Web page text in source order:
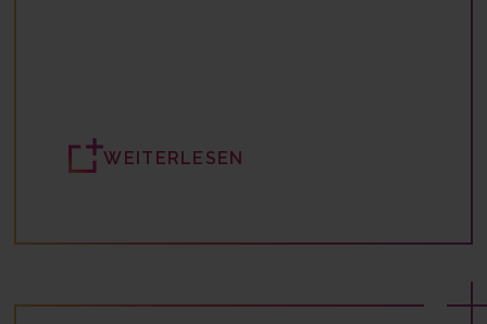
WEITERLESEN